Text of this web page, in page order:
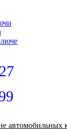
автомобильных